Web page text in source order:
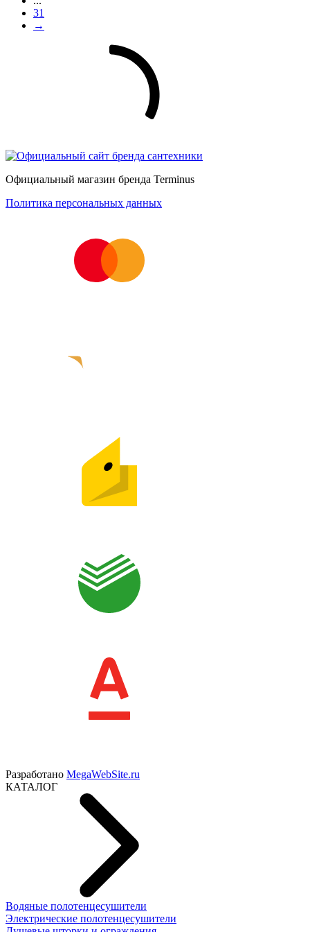
31
→
Официальный магазин бренда Terminus
Политика персональных данных
Разработано MegaWebSite.ru
КАТАЛОГ
Водяные полотенцесушители
Электрические полотенцесушители